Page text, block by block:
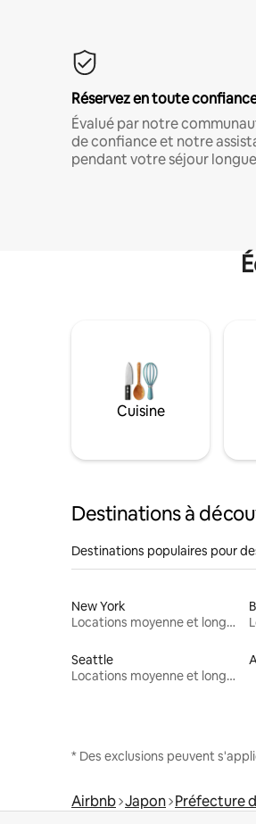
Réservez en toute
Évalué par notre
de confiance et notre
pendant votre séjour
Cuisine
Destinations à
Destinations populaires pour
New York
Locations moyenne et longue durée
Seattle
Locations moyenne et longue durée
* Des exclusions peuvent
Airbnb Japon Préfecture